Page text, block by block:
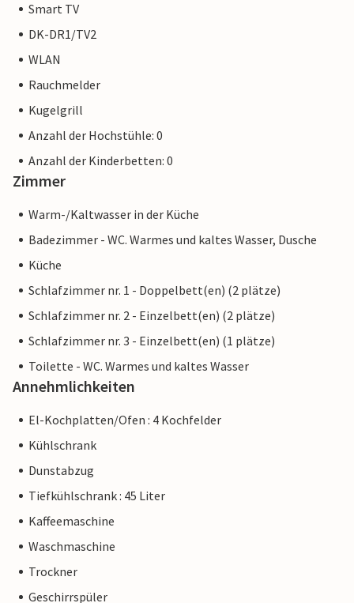
Smart TV
DK-DR1/TV2
WLAN
Rauchmelder
Kugelgrill
Anzahl der Hochstühle: 0
Anzahl der Kinderbetten: 0
Zimmer
Warm-/Kaltwasser in der Küche
Badezimmer - WC. Warmes und kaltes Wasser, Dusche
Küche
Schlafzimmer nr. 1 - Doppelbett(en) (2 plätze)
Schlafzimmer nr. 2 - Einzelbett(en) (2 plätze)
Schlafzimmer nr. 3 - Einzelbett(en) (1 plätze)
Toilette - WC. Warmes und kaltes Wasser
Annehmlichkeiten
El-Kochplatten/Ofen : 4 Kochfelder
Kühlschrank
Dunstabzug
Tiefkühlschrank : 45 Liter
Kaffeemaschine
Waschmaschine
Trockner
Geschirrspüler